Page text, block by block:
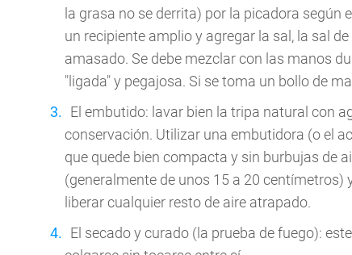
la grasa no se derrita) por la picadora según
un recipiente amplio y agregar la sal, la sal
amasado. Se debe mezclar con las manos
"ligada" y pegajosa. Si se toma un bollo de
El embutido: lavar bien la tripa natural con
conservación. Utilizar una embutidora (o el
que quede bien compacta y sin burbujas de
(generalmente de unos 15 a 20
liberar cualquier resto de aire atrapado.
El secado y curado (la prueba de fuego):